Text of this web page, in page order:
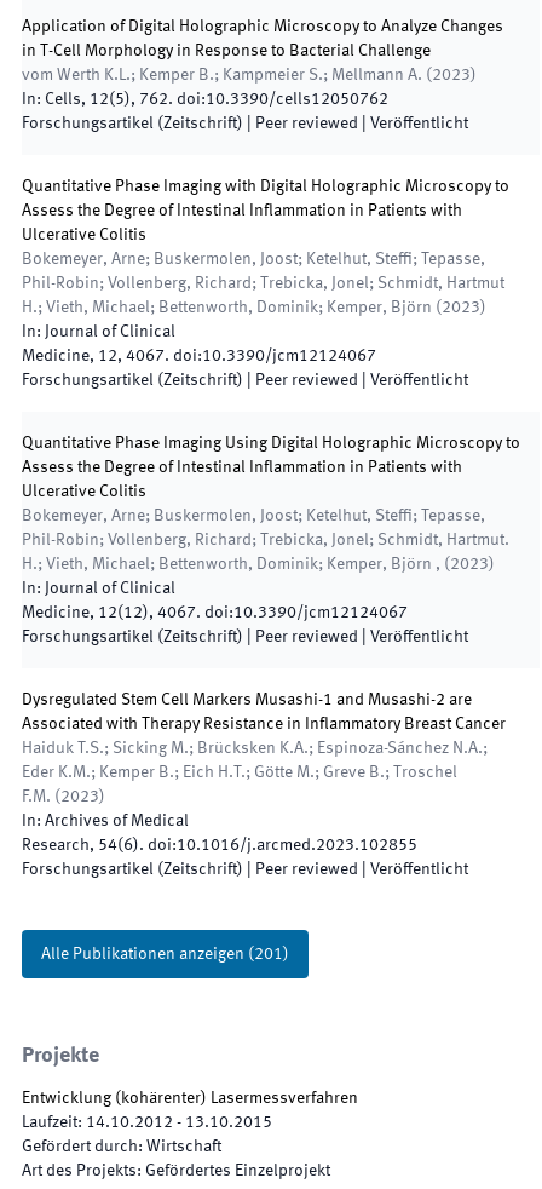
Application of Digital Holographic Microscopy to Analyze Changes
in T-Cell Morphology in Response to Bacterial Challenge
vom Werth K.L.; Kemper B.; Kampmeier S.; Mellmann A. ( 2023)
In: Cells, 12(5), 762. doi:10.3390/cells12050762
Forschungsartikel (Zeitschrift) | Peer reviewed Veröffentlicht
Quantitative Phase Imaging with Digital Holographic Microscopy to
Assess the Degree of Intestinal Inflammation in Patients with
Ulcerative Colitis
Bokemeyer, Arne; Buskermolen, Joost; Ketelhut, Steffi; Tepasse,
Phil-Robin; Vollenberg, Richard; Trebicka, Jonel; Schmidt, Hartmut
H.; Vieth, Michael; Bettenworth, Dominik; Kemper, Björn ( 2023)
In: Journal of Clinical
Medicine, 12, 4067. doi:10.3390/jcm12124067
Forschungsartikel (Zeitschrift) | Peer reviewed Veröffentlicht
Quantitative Phase Imaging Using Digital Holographic Microscopy to
Assess the Degree of Intestinal Inflammation in Patients with
Ulcerative Colitis
Bokemeyer, Arne; Buskermolen, Joost; Ketelhut, Steffi; Tepasse,
Phil-Robin; Vollenberg, Richard; Trebicka, Jonel; Schmidt, Hartmut.
H.; Vieth, Michael; Bettenworth, Dominik; Kemper, Björn , ( 2023)
In: Journal of Clinical
Medicine, 12(12), 4067. doi:10.3390/jcm12124067
Forschungsartikel (Zeitschrift) | Peer reviewed Veröffentlicht
Dysregulated Stem Cell Markers Musashi-1 and Musashi-2 are
Associated with Therapy Resistance in Inflammatory Breast Cancer
Haiduk T.S.; Sicking M.; Brücksken K.A.; Espinoza-Sánchez N.A.;
Eder K.M.; Kemper B.; Eich H.T.; Götte M.; Greve B.; Troschel
F.M. ( 2023)
In: Archives of Medical
Research, 54(6). doi:10.1016/j.arcmed.2023.102855
Forschungsartikel (Zeitschrift) | Peer reviewed Veröffentlicht
Alle Publikationen anzeigen (201)
Projekte
Entwicklung (kohärenter) Lasermessverfahren
Laufzeit: 14.10.2012 - 13.10.2015
Gefördert durch: Wirtschaft
Art des Projekts: Gefördertes Einzelprojekt